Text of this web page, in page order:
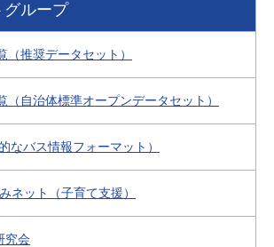
グループ
（推奨データセット）
（自治体標準オープンデータセット）
なバス情報フォーマット）
ネット（子育て支援）
究会